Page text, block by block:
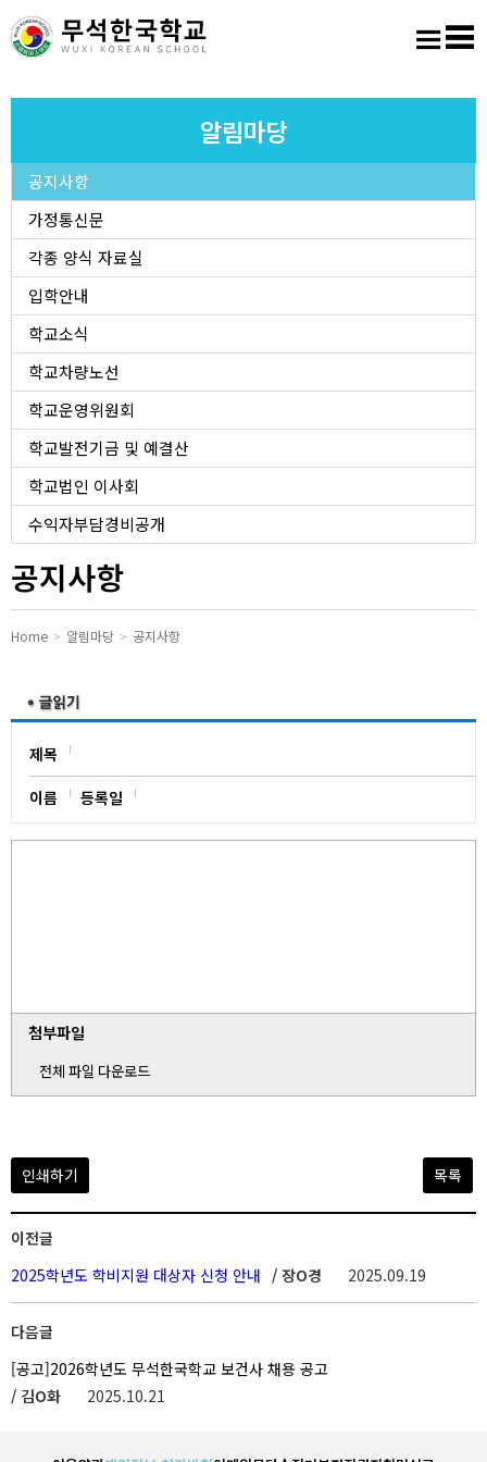
홈로그인회원가입사이트맵
교육마당
알림마당
학생활동
진학진로
학교도서실
유치원
알림마당
공지사항
가정통신문
각종 양식 자료실
입학안내
학교소식
학교차량노선
학교운영위원회
학교발전기금 및 예결산
학교법인 이사회
수익자부담경비공개
공지사항
Home 알림마당 공지사항
제목
이름
등록일
첨부파일
전체 파일 다운로드
인쇄하기 목록
이전글
2025학년도 학비지원 대상자 신청 안내 / 장O경 2025.09.19
다음글
[공고]2026학년도 무석한국학교 보건사 채용 공고
/ 김O화
2025.10.21